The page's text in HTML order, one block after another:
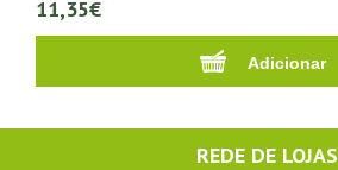
11,35€
REDE DE LOJAS